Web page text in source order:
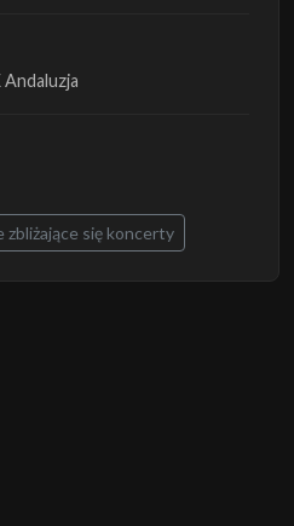
Andaluzja
zbliżające się koncerty